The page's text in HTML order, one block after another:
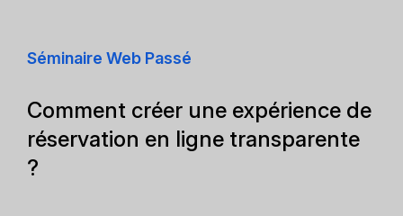
Séminaire Web Passé
Comment créer une expérience de
réservation en ligne transparente
?